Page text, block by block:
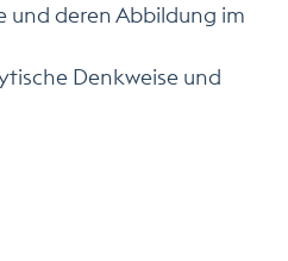
und deren Abbildung im
Denkweise und